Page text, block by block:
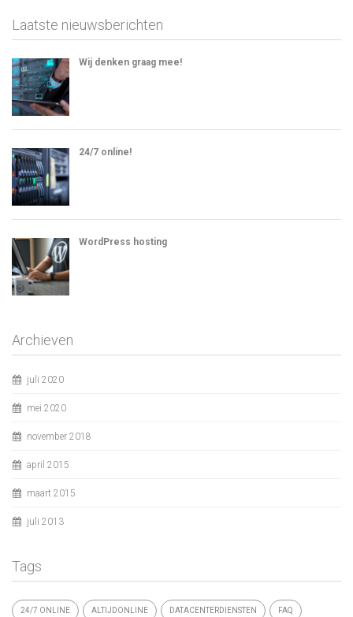
Laatste nieuwsberichten
Wij denken graag mee!
24/7 online!
WordPress hosting
Archieven
juli 2020
mei 2020
november 2018
april 2015
maart 2015
juli 2013
Tags
24/7 ONLINE ALTIJDONLINE DATACENTERDIENSTEN FAQ